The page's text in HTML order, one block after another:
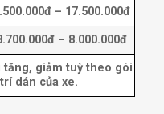
– 17.500.000đ
– 8.000.000đ
tăng, giảm tuỳ theo gói
dán của xe.